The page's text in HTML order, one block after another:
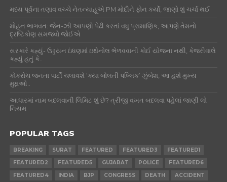
મધ્ય પૂર્વના તણાવ વચ્ચે નેતન્યાહૂએ PM મોદીને ફોન કર્યો, જાણો શું ચર્ચા થઈ
મોહન ભાગવત: જેન-ઝી આપણી પેઢી કરતાં વધુ પ્રામાણિક, આપણે તેમનો
દ્રષ્ટિકોણ સમજવો જોઈએ
સરકારે કહ્યું- ઉડ્ડયન ઇંધણમાં ઇથેનોલ ભેળવવાની કોઈ યોજના નથી, કેજરીવાલે
કહ્યું હતું કે..
કોકરોચ જનતા પાર્ટી ચલાવશે ‘ક્યા બોલતી પબ્લિક’ ઝુંબેશ, આ હશે મુખ્ય
મુદ્દાઓ..
આધારમાં નામ બદલવાની લિમિટ શું છે? ત્રીજી વખત બદલવા પહેલાં જાણી લો
નિયમ
POPULAR TAGS
BREAKING SURAT FEATURED FEATURED3
FEATURED1
FEATURED2
FEATURED5 GUJARAT POLICE
FEATURED6
FEATURED4
INDIA BJP CONGRESS DEATH
ACCIDENT